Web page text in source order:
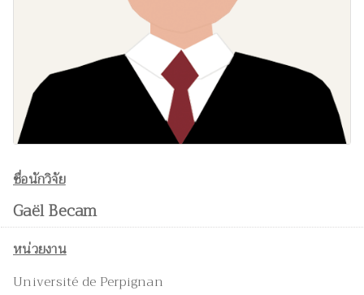
ชื่อนักวิจัย
Gaël Becam
หน่วยงาน
Université de Perpignan